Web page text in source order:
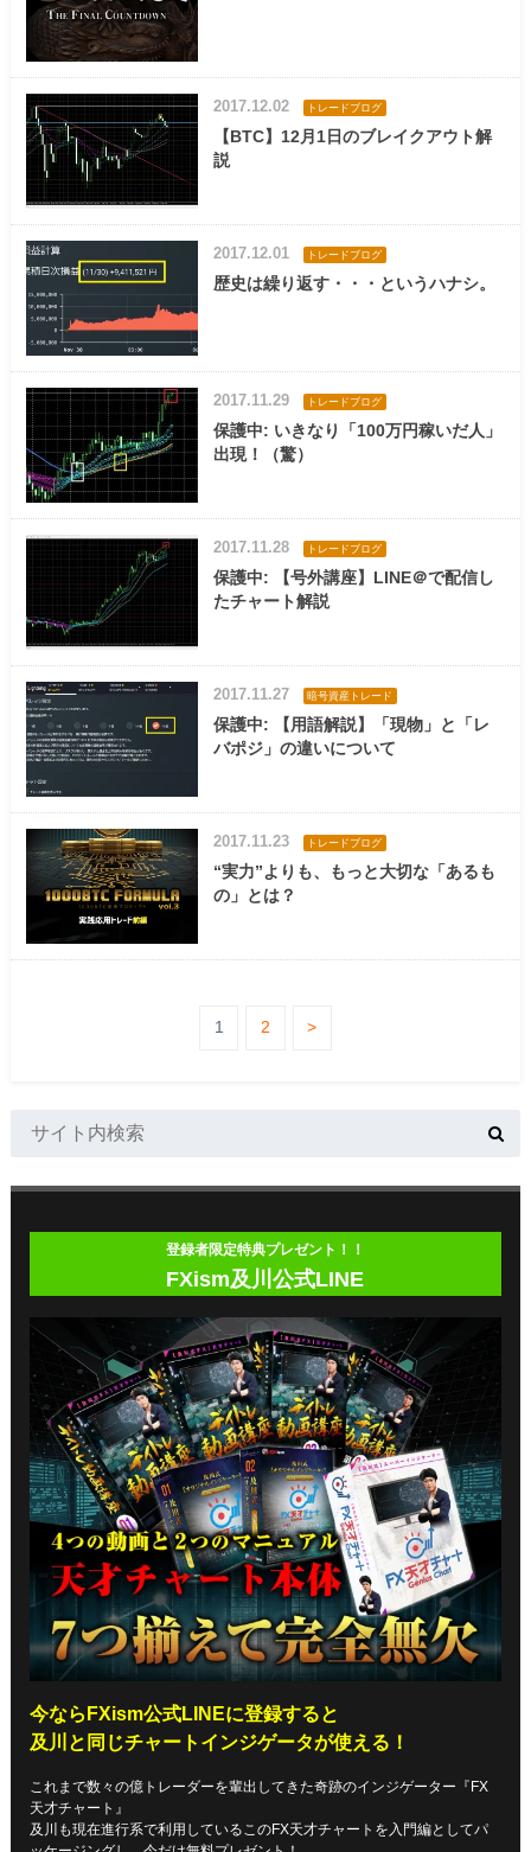
2017.12.02 トレードブログ
【BTC】12月1日のブレイクアウト解
説
2017.12.01 トレードブログ
歴史は繰り返す・・・というハナシ。
2017.11.29 トレードブログ
保護中: いきなり「100万円稼いだ人」
出現！（驚）
2017.11.28 トレードブログ
保護中: 【号外講座】LINE＠で配信し
たチャート解説
2017.11.27 暗号資産トレード
保護中: 【用語解説】「現物」と「レ
バポジ」の違いについて
2017.11.23 トレードブログ
“実力”よりも、もっと大切な「あるも
の」とは？
1 2 >
登録者限定特典プレゼント！！
FXism及川公式LINE
今ならFXism公式LINEに登録すると
及川と同じチャートインジゲータが使える！
これまで数々の億トレーダーを輩出してきた奇跡のインジゲーター『FX
天才チャート』
及川も現在進行系で利用しているこのFX天才チャートを入門編としてパ